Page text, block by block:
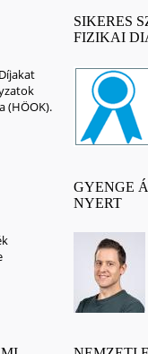
(HÖOK).
SIKERES
FIZIKAI
GYENGE
NYERT